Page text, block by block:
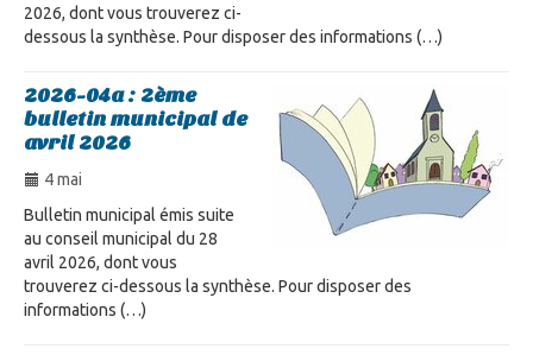
2026, dont vous trouverez ci-
dessous la synthèse. Pour disposer des informations (…)
2026-04a : 2ème
bulletin municipal de
avril 2026
4 mai
Bulletin municipal émis suite
au conseil municipal du 28
avril 2026, dont vous
trouverez ci-dessous la synthèse. Pour disposer des
informations (…)